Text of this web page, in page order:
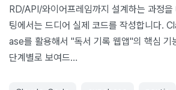
RD/API/와이어프레임까지 설계하는 과정
팅에서는 드디어 실제 코드를 작성합니다.
ase를 활용해서 "독서 기록 웹앱"의 핵심 기
단계별로 보여드…